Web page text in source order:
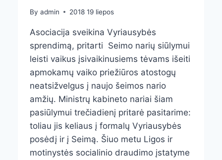
By admin 2018 19 liepos
Asociacija sveikina Vyriausybės
sprendimą, pritarti Seimo narių siūlymui
leisti vaikus įsivaikinusiems tėvams išeiti
apmokamų vaiko priežiūros atostogų
neatsižvelgus į naujo šeimos nario
amžių. Ministrų kabineto nariai šiam
pasiūlymui trečiadienį pritarė pasitarime:
toliau jis keliaus į formalų Vyriausybės
posėdį ir į Seimą. Šiuo metu Ligos ir
motinystės socialinio draudimo įstatyme